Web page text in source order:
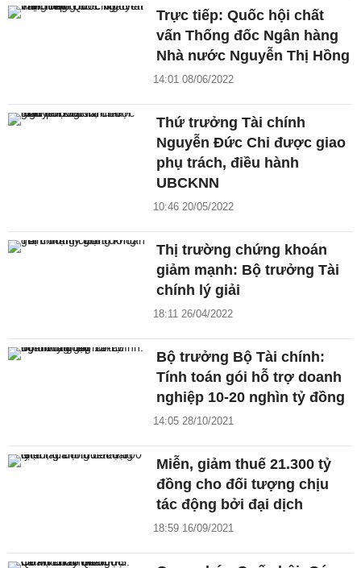
Trực tiếp: Quốc hội chất
vấn Thống đốc Ngân hàng
Nhà nước Nguyễn Thị Hồng
14:01 08/06/2022
Thứ trưởng Tài chính
Nguyễn Đức Chi được giao
phụ trách, điều hành
UBCKNN
10:46 20/05/2022
Thị trường chứng khoán
giảm mạnh: Bộ trưởng Tài
chính lý giải
18:11 26/04/2022
Bộ trưởng Bộ Tài chính:
Tính toán gói hỗ trợ doanh
nghiệp 10-20 nghìn tỷ đồng
14:05 28/10/2021
Miễn, giảm thuế 21.300 tỷ
đồng cho đối tượng chịu
tác động bởi đại dịch
18:59 16/09/2021